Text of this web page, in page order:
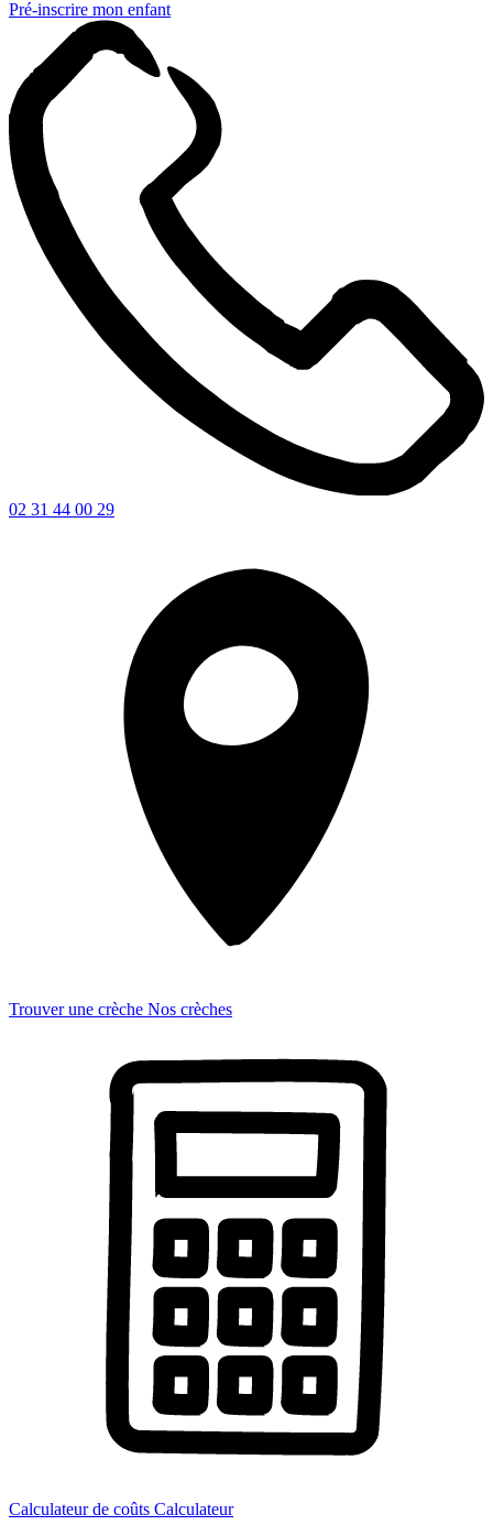
Pré-inscrire mon enfant
02 31 44 00 29
Trouver une crèche Nos crèches
Calculateur de coûts Calculateur